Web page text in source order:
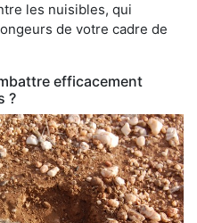
les nuisibles, qui
de votre cadre de
efficacement
?